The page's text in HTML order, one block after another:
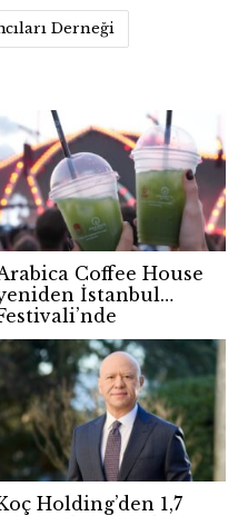
Derneği
Coffee House
İstanbul
Holding’den 1,7